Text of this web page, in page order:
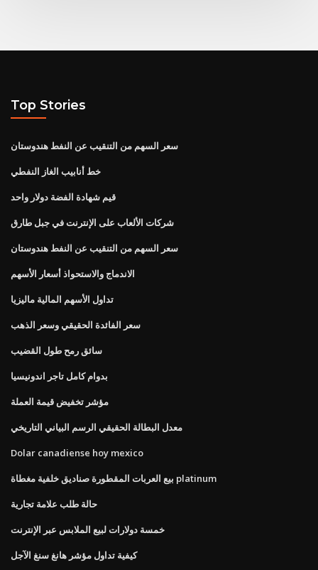
Top Stories
سعر السهم من التنقيب عن النفط هندوستان
خط أنابيب الغاز النفطي
قيم شهادة الفضة دولار واحد
شركات الألعاب على الإنترنت في جبل طارق
سعر السهم من التنقيب عن النفط هندوستان
الاندماج والاستحواذ أسعار الأسهم
تداول الأسهم المالية ماليزيا
سعر الفائدة الحقيقي وسعر الذهب
سائق رمح طول القضيب
بدوام كامل تاجر اندونيسيا
مؤشر تخفيض قيمة العملة
معدل البطالة الحقيقي الرسم البياني التاريخي
Dolar canadiense hoy mexico
بيع العربات المقطورة صناديق خلفية مغطاة platinum
حالة طلب علامة تجارية
خمسة دولارات لبيع الملابس عبر الإنترنت
كيفية تداول مؤشر هانغ سنغ الآجل